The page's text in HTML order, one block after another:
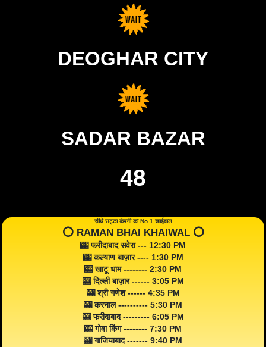
DEOGHAR CITY
SADAR BAZAR
48
सीधे सट्टा कंपनी का No 1 खाईवाल
⭕️ RAMAN BHAI KHAIWAL ⭕️
🎰 फरीदाबाद सवेरा --- 12:30 PM
🎰 कल्याण बाज़ार ---- 1:30 PM
🎰 खाटू धाम -------- 2:30 PM
🎰 दिल्ली बाज़ार ------ 3:05 PM
🎰 श्री गणेश ------ 4:35 PM
🎰 करनाल ---------- 5:30 PM
🎰 फरीदाबाद --------- 6:05 PM
🎰 गोवा किंग -------- 7:30 PM
🎰 गाजियाबाद ------- 9:40 PM